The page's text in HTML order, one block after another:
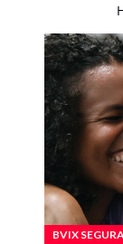
BVIX